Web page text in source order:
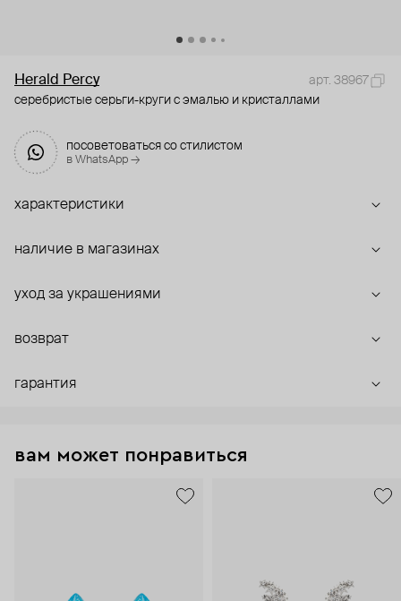
Herald Percy
арт. 38967
серебристые серьги-круги с эмалью и кристаллами
посоветоваться со стилистом
в WhatsApp →
характеристики
наличие в магазинах
уход за украшениями
возврат
гарантия
вам может понравиться